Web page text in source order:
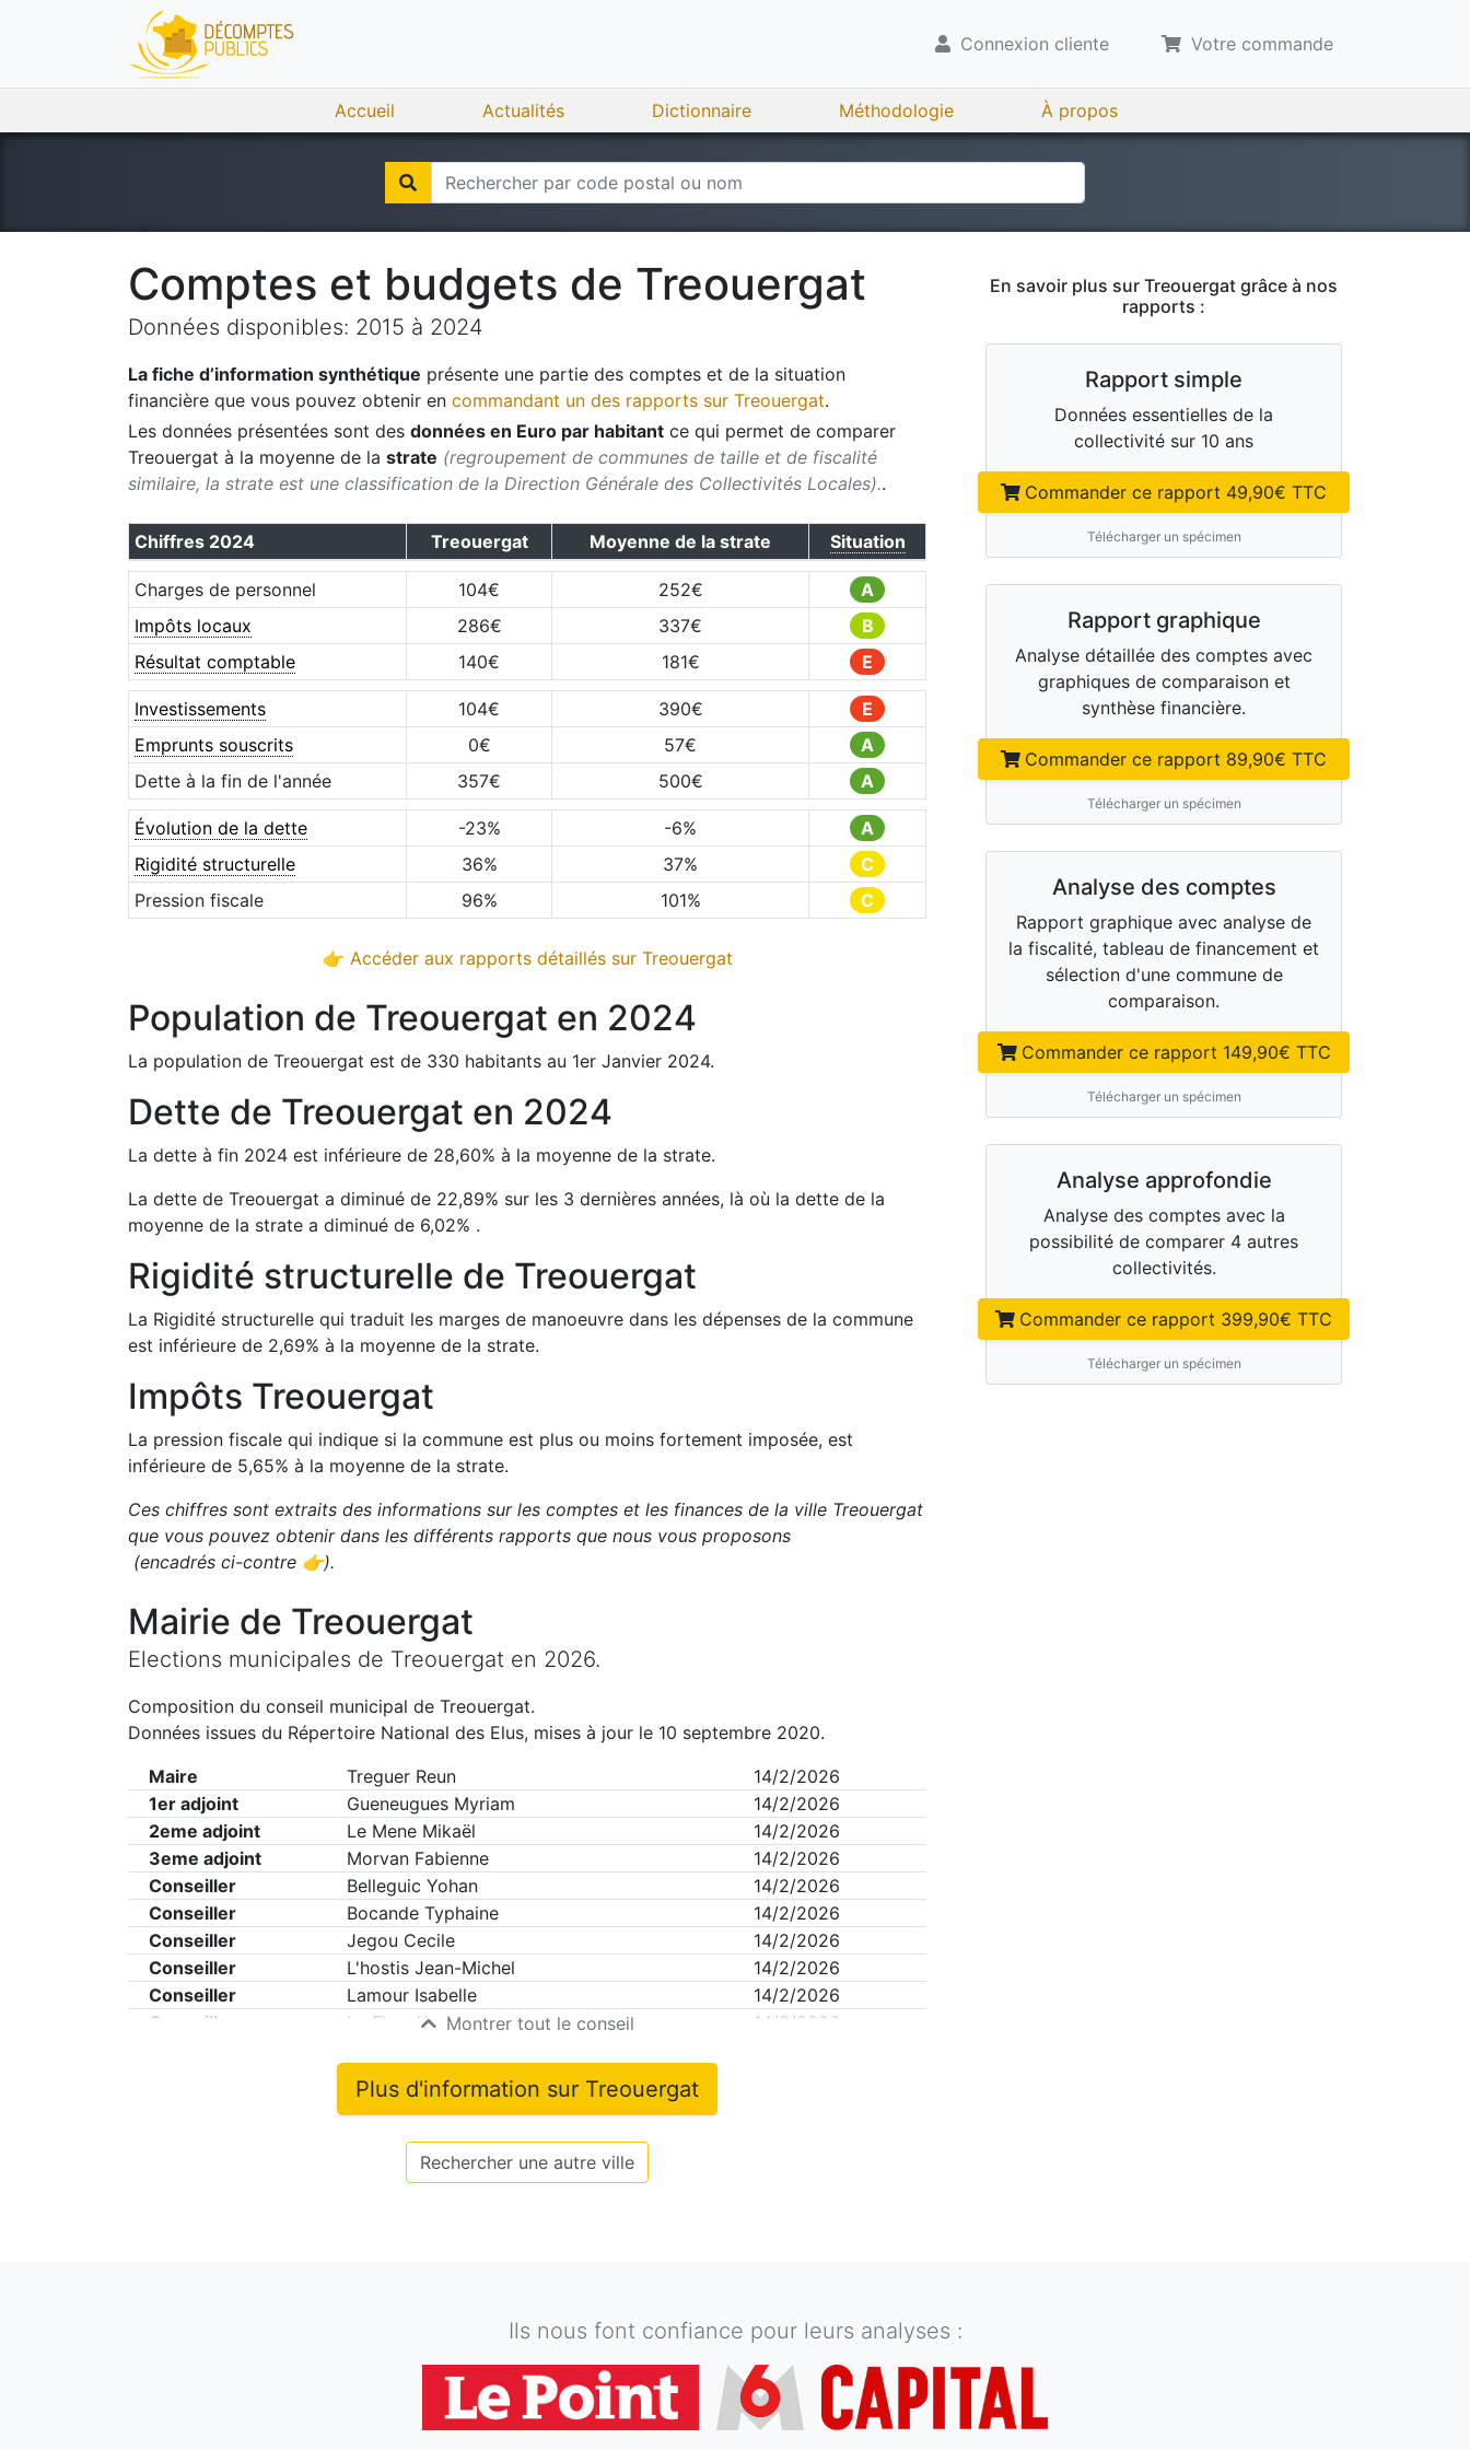
Connexion cliente Votre commande
Accueil Actualités Dictionnaire Méthodologie À propos
Comptes et budgets de Treouergat
Données disponibles: 2015 à 2024
La fiche d’information synthétique présente une partie des comptes et de la situation
financière que vous pouvez obtenir en commandant un des rapports sur Treouergat.
Les données présentées sont des données en Euro par habitant ce qui permet de comparer
Treouergat à la moyenne de la strate (regroupement de communes de taille et de fiscalité
similaire, la strate est une classification de la Direction Générale des Collectivités Locales)..
Chiffres 2024 Treouergat Moyenne de la strate Situation
Charges de personnel 104€ 252€
A
Impôts locaux
286€ 337€
B
Résultat comptable
140€ 181€ E
Investissements 104€ 390€
E
Emprunts souscrits
0€ 57€
A
Dette à la fin de l'année
357€ 500€ A
Évolution de la dette -23% -6%
A
Rigidité structurelle
36% 37%
C
Pression fiscale
96% 101% C
👉 Accéder aux rapports détaillés sur Treouergat
Population de Treouergat en 2024
La population de Treouergat est de 330 habitants au 1er Janvier 2024.
Dette de Treouergat en 2024
La dette à fin 2024 est inférieure de 28,60% à la moyenne de la strate.
La dette de Treouergat a diminué de 22,89% sur les 3 dernières années, là où la dette de la
moyenne de la strate a diminué de 6,02% .
Rigidité structurelle de Treouergat
La Rigidité structurelle qui traduit les marges de manoeuvre dans les dépenses de la commune
est inférieure de 2,69% à la moyenne de la strate.
Impôts Treouergat
La pression fiscale qui indique si la commune est plus ou moins fortement imposée, est
inférieure de 5,65% à la moyenne de la strate.
Ces chiffres sont extraits des informations sur les comptes et les finances de la ville Treouergat
que vous pouvez obtenir dans les différents rapports que nous vous proposons
(encadrés ci-contre 👉).
Mairie de Treouergat
Elections municipales de Treouergat en 2026.
Composition du conseil municipal de Treouergat.
Données issues du Répertoire National des Elus, mises à jour le 10 septembre 2020.
Maire
Treguer Reun
14/2/2026
1er adjoint
Gueneugues Myriam
14/2/2026
2eme adjoint
Le Mene Mikaël
14/2/2026
3eme adjoint
Morvan Fabienne
14/2/2026
Conseiller
Belleguic Yohan
14/2/2026
Conseiller
Bocande Typhaine
14/2/2026
Conseiller
Jegou Cecile
14/2/2026
Conseiller
L'hostis Jean-Michel
14/2/2026
Conseiller
Lamour Isabelle
14/2/2026
Conseiller
Le Flem Kevin 14/2/2026
Montrer tout le conseil
Plus d'information sur Treouergat
Rechercher une autre ville
En savoir plus sur Treouergat grâce à nos
rapports :
Rapport simple
Données essentielles de la
collectivité sur 10 ans
Commander ce rapport 49,90€ TTC
Télécharger un spécimen
Rapport graphique
Analyse détaillée des comptes avec
graphiques de comparaison et
synthèse financière.
Commander ce rapport 89,90€ TTC
Télécharger un spécimen
Analyse des comptes
Rapport graphique avec analyse de
la fiscalité, tableau de financement et
sélection d'une commune de
comparaison.
Commander ce rapport 149,90€ TTC
Télécharger un spécimen
Analyse approfondie
Analyse des comptes avec la
possibilité de comparer 4 autres
collectivités.
Commander ce rapport 399,90€ TTC
Télécharger un spécimen
Ils nous font confiance pour leurs analyses :